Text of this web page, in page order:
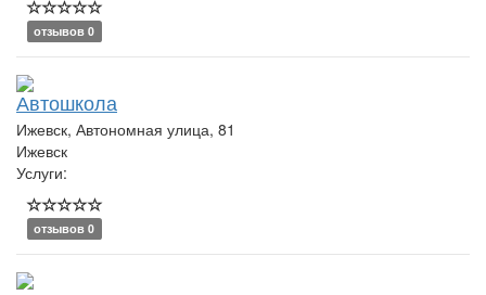
отзывов 0
Автошкола
Ижевск, Автономная улица, 81
Ижевск
Услуги:
отзывов 0